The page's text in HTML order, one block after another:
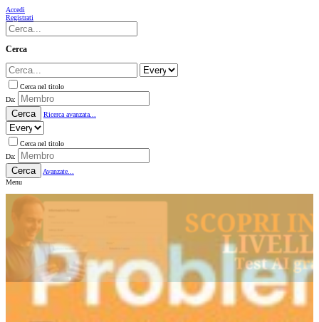
Accedi
Registrati
Cerca
Cerca nel titolo
Da:
Cerca Ricerca avanzata...
Cerca nel titolo
Da:
Cerca
Avanzate...
Menu